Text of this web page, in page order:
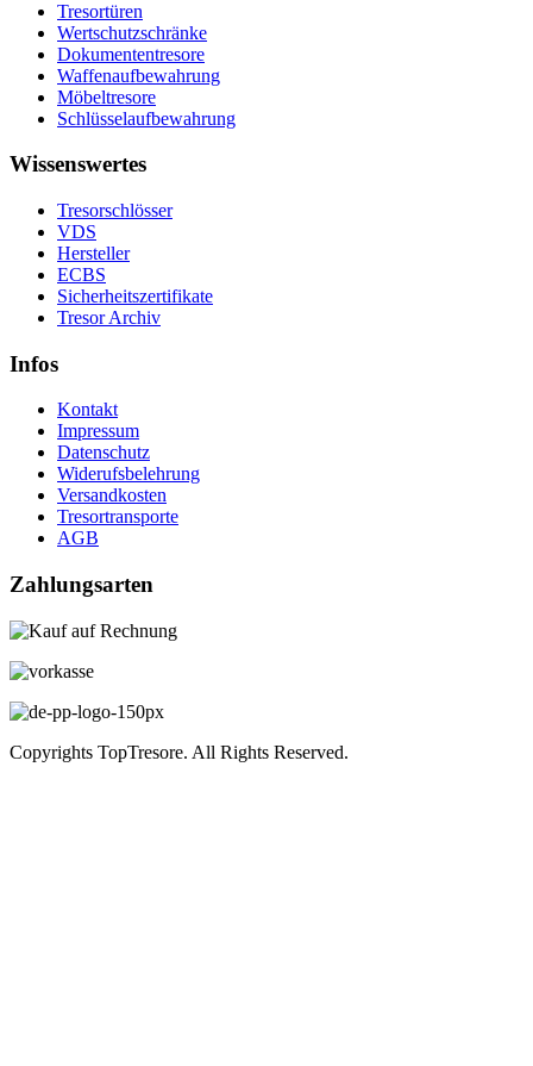
Tresortüren
Wertschutzschränke
Dokumententresore
Waffenaufbewahrung
Möbeltresore
Schlüsselaufbewahrung
Wissenswertes
Tresorschlösser
VDS
Hersteller
ECBS
Sicherheitszertifikate
Tresor Archiv
Infos
Kontakt
Impressum
Datenschutz
Widerufsbelehrung
Versandkosten
Tresortransporte
AGB
Zahlungsarten
Copyrights TopTresore. All Rights Reserved.